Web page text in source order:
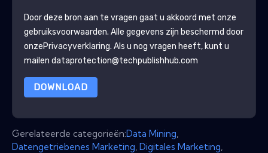
Door deze bron aan te vragen gaat u akkoord met onze
gebruiksvoorwaarden. Alle gegevens zijn beschermd door
onzePrivacyverklaring. Als u nog vragen heeft, kunt u
mailen dataprotection@techpublishhub.com
DOWNLOAD
Gerelateerde categorieën:Data Mining
Datengetriebenes Marketing Digitales Marketing